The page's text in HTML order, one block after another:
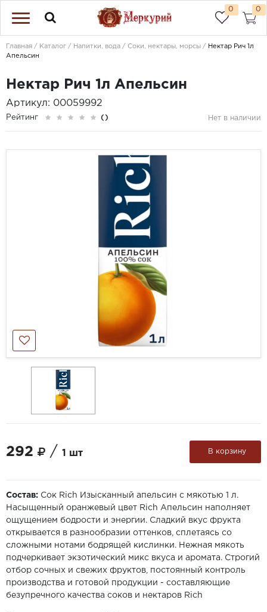
0 0
Главная Каталог Напитки, вода Соки, нектары, морсы
Нектар Рич 1л
Апельсин
Нектар Рич 1л Апельсин
Артикул: 00059992
Рейтинг () Нет в наличии
292 / 1 шт В корзину
Состав: Сок Rich Изысканный апельсин с мякотью 1 л.
Насыщенный оранжевый цвет Rich Апельсин наполняет
ощущением бодрости и энергии. Сладкий вкус фрукта
открывается в разнообразии оттенков, сплетаясь со
сложными нотами бодрящей кислинки. Нежная мякоть
подчеркивает экзотический микс вкуса и аромата. Строгий
отбор сочных и свежих фруктов, постоянный контроль
производства и готовой продукции - составляющие
безупречного качества соков и нектаров Rich